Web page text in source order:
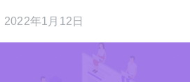
2022年1月12日